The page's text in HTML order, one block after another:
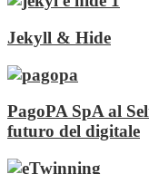
Jekyll & Hide
PagoPA SpA al
futuro del digitale